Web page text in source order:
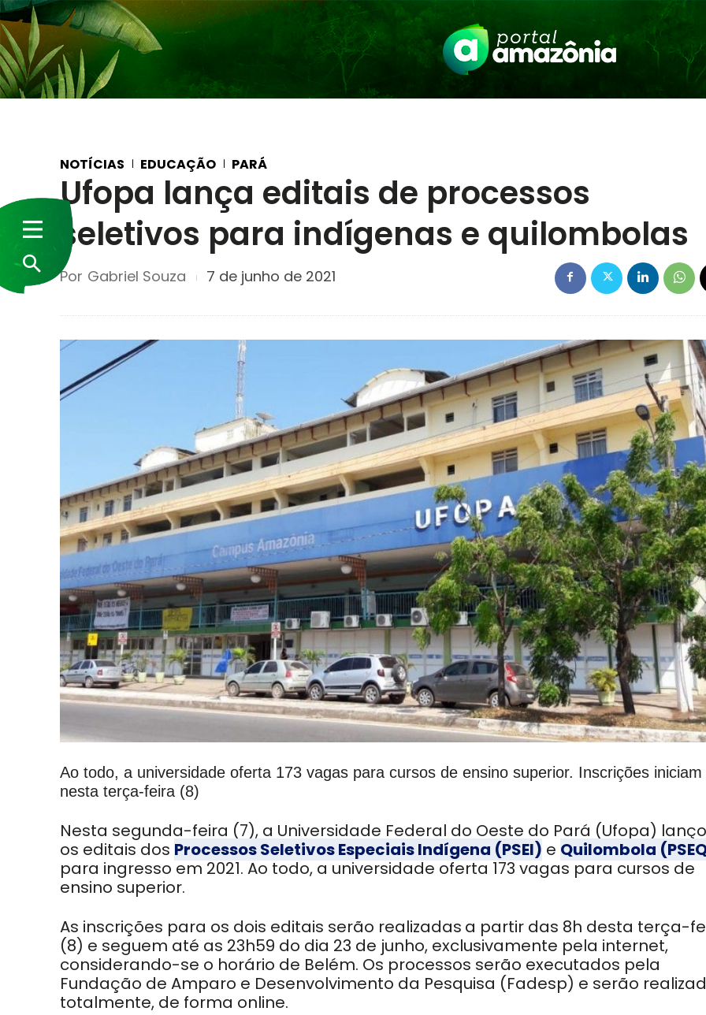
NOTÍCIAS EDUCAÇÃO PARÁ
Ufopa lança editais de processos
seletivos para indígenas e quilombolas
Por Gabriel Souza 7 de junho de 2021
Ao todo, a universidade oferta 173 vagas para cursos de ensino superior. Inscrições iniciam
nesta terça-feira (8)
Nesta segunda-feira (7), a Universidade Federal do Oeste do Pará (Ufopa)
os editais dos Processos Seletivos Especiais Indígena (PSEI) e Quilombola
para ingresso em 2021. Ao todo, a universidade oferta 173 vagas para cursos de
ensino superior.
As inscrições para os dois editais serão realizadas a partir das 8h desta terça-
(8) e seguem até as 23h59 do dia 23 de junho, exclusivamente pela internet,
considerando-se o horário de Belém. Os processos serão executados pela
Fundação de Amparo e Desenvolvimento da Pesquisa (Fadesp) e serão
totalmente, de forma online.